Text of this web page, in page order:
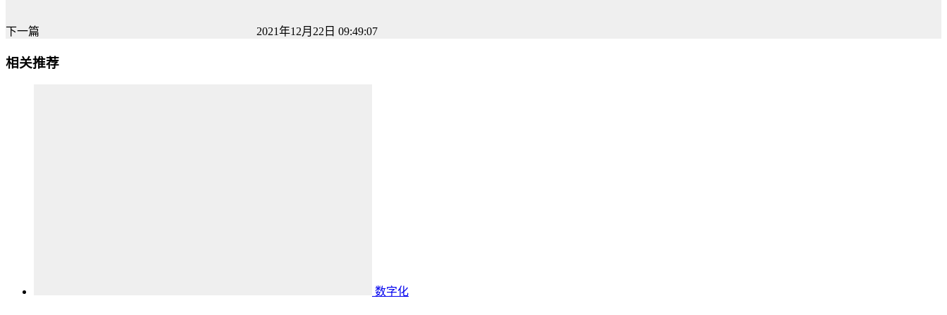
下一篇 2021年12月22日 09:49:07
相关推荐
数字化